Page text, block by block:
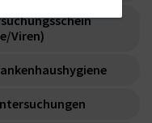
Viren)